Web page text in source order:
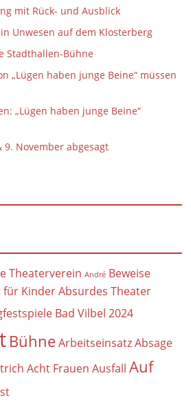
mit Rück- und Ausblick
Unwesen auf dem Klosterberg
Stadthallen-Bühne
„Lügen haben junge Beine“ müssen
„Lügen haben junge Beine“
9. November abgesagt
Theaterverein André Beweise
für Kinder Absurdes Theater
Bad Vilbel 2024
Bühne Arbeitseinsatz Absage
Acht Frauen Ausfall Auf